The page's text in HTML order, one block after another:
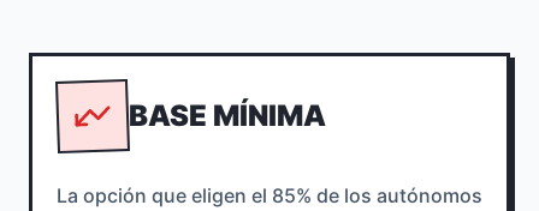
BASE MÍNIMA
La opción que eligen el 85% de los autónomos